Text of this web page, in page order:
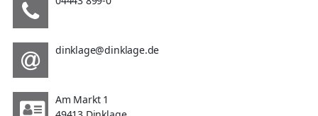
dinklage@dinklage.de
Am Markt 1